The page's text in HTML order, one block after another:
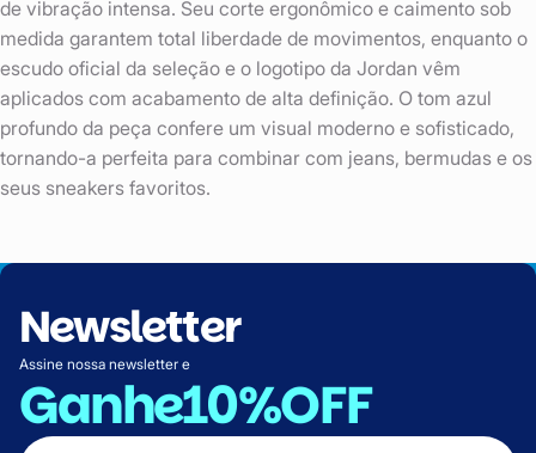
de vibração intensa. Seu corte ergonômico e caimento sob
medida garantem total liberdade de movimentos, enquanto o
escudo oficial da seleção e o logotipo da Jordan vêm
aplicados com acabamento de alta definição. O tom azul
profundo da peça confere um visual moderno e sofisticado,
tornando-a perfeita para combinar com jeans, bermudas e os
seus sneakers favoritos.
Newsletter
Assine nossa newsletter e
Ganhe10%OFF